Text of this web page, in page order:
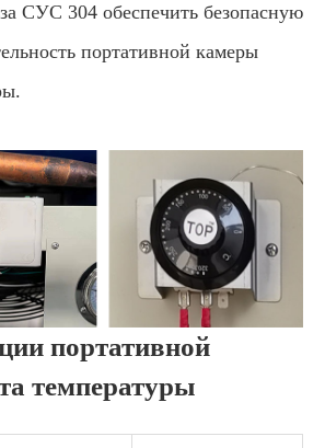
СУС 304 обеспечить безопасную
портативной камеры
портативной
температуры